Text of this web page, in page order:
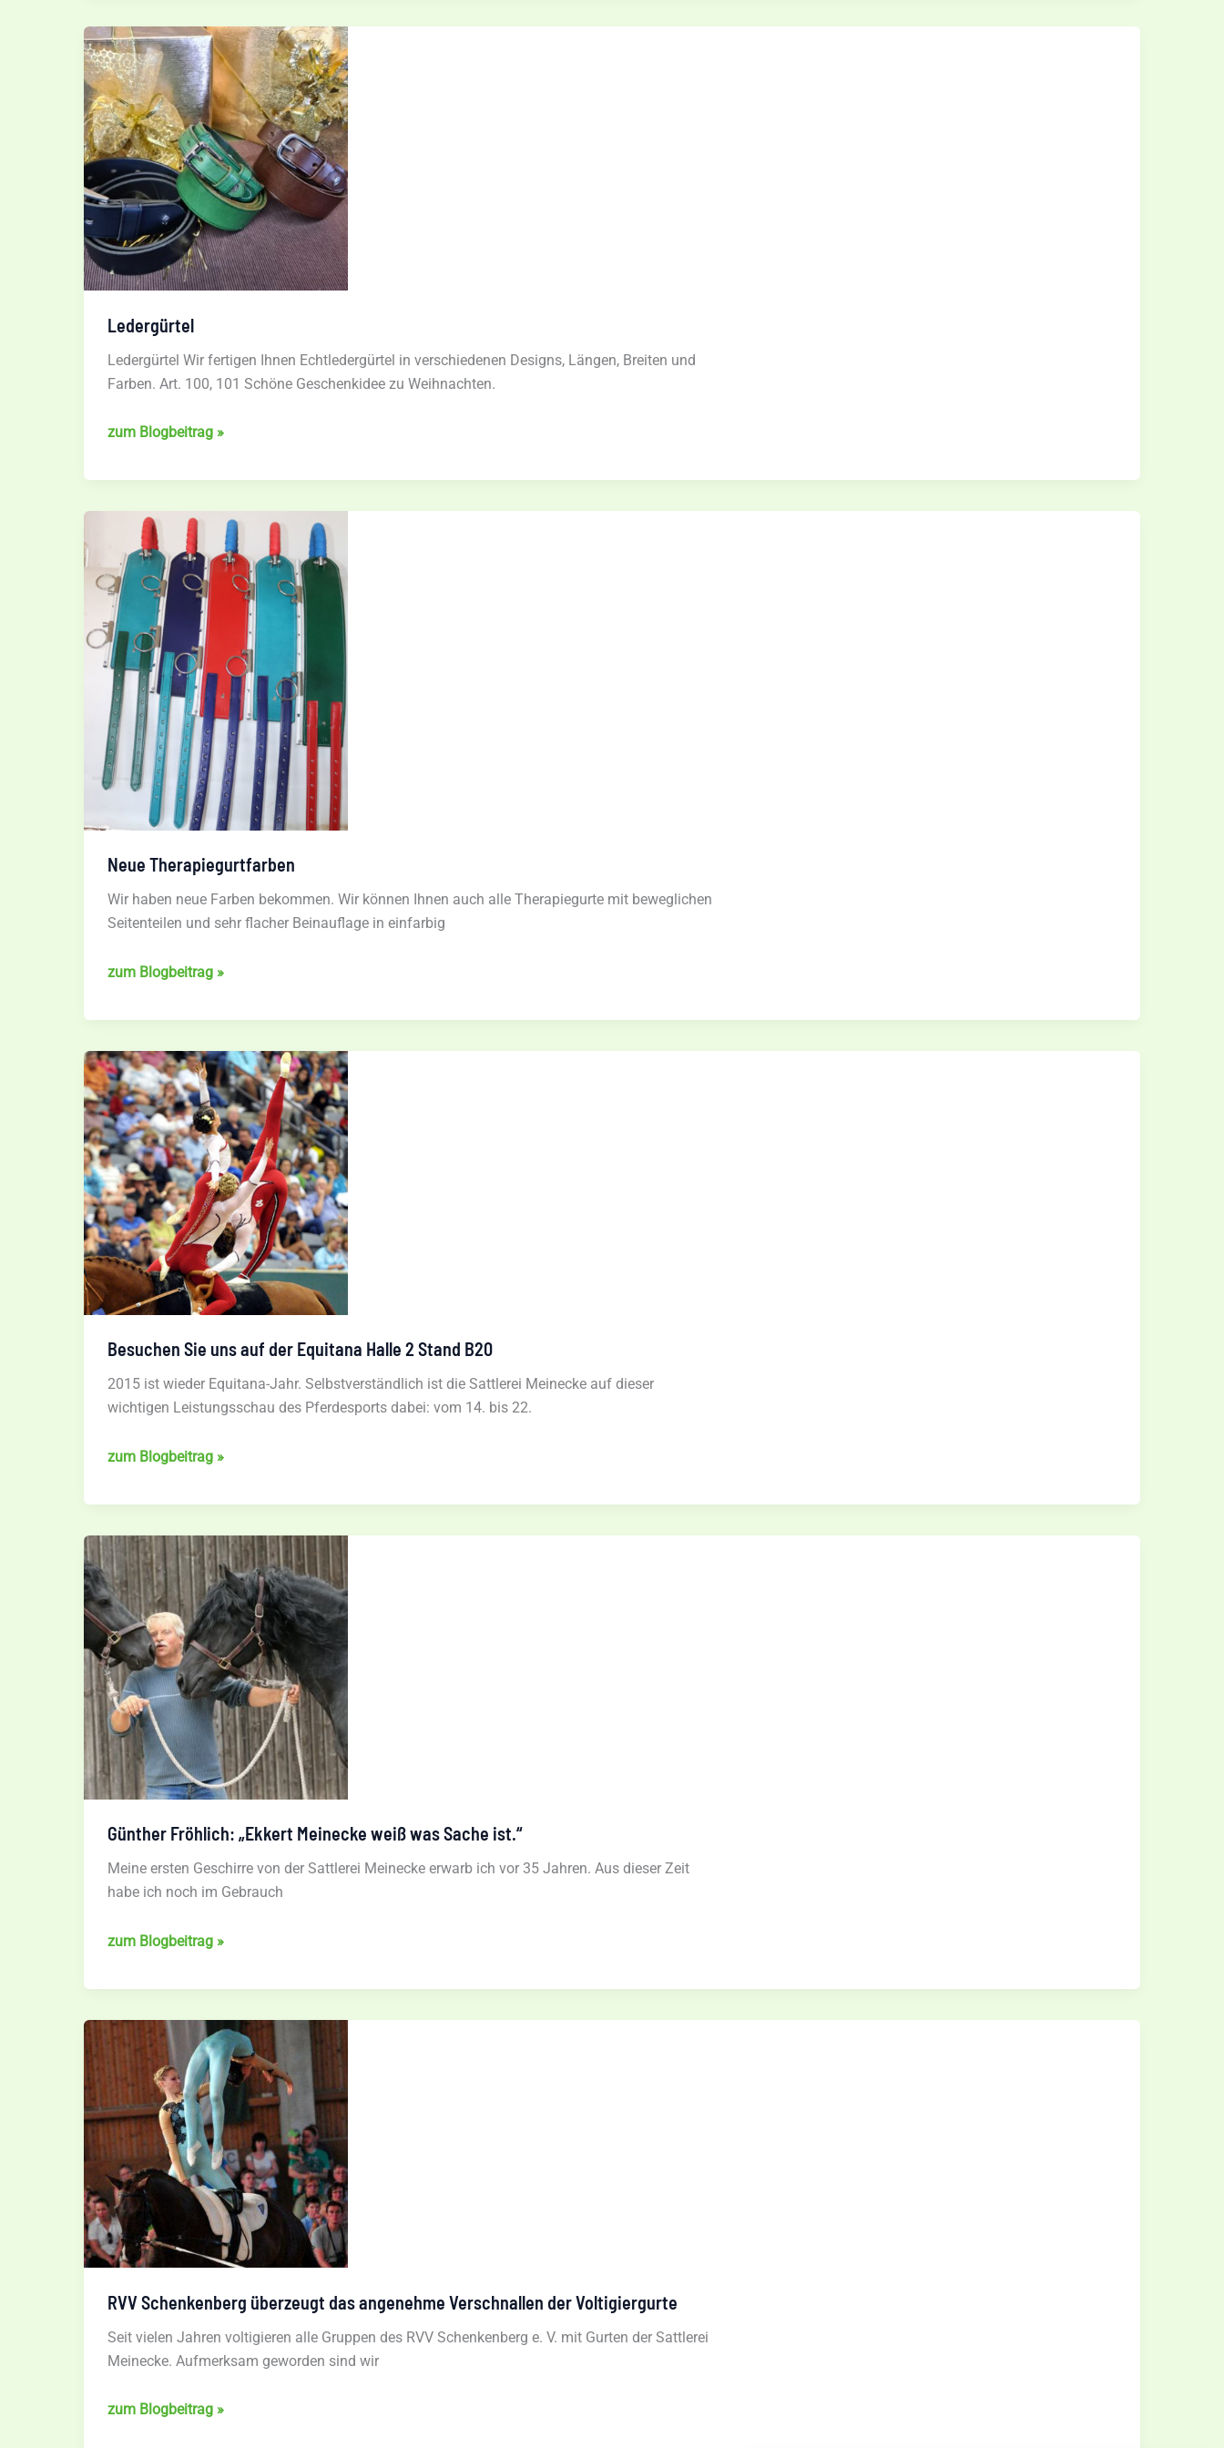
Ledergürtel
Ledergürtel Wir fertigen Ihnen Echtledergürtel in verschiedenen Designs, Längen, Breiten und
Farben. Art. 100, 101 Schöne Geschenkidee zu Weihnachten.
Ledergürtel
zum Blogbeitrag »
Neue Therapiegurtfarben
Wir haben neue Farben bekommen. Wir können Ihnen auch alle Therapiegurte mit beweglichen
Seitenteilen und sehr flacher Beinauflage in einfarbig
Neue
zum Blogbeitrag »
Besuchen Sie uns auf der Equitana Halle 2 Stand B20
2015 ist wieder Equitana-Jahr. Selbstverständlich ist die Sattlerei Meinecke auf dieser
wichtigen Leistungsschau des Pferdesports dabei: vom 14. bis 22.
Besuchen
uns
der
Equitana
Halle
2
Stand
B20
zum Blogbeitrag »
Günther Fröhlich: „Ekkert Meinecke weiß was Sache ist.“
Meine ersten Geschirre von der Sattlerei Meinecke erwarb ich vor 35 Jahren. Aus dieser Zeit
habe ich noch im Gebrauch
Günther
„Ekkert
weiß
was
Sache
ist.“
zum Blogbeitrag »
RVV Schenkenberg überzeugt das angenehme Verschnallen der Voltigiergurte
Seit vielen Jahren voltigieren alle Gruppen des RVV Schenkenberg e. V. mit Gurten der Sattlerei
Meinecke. Aufmerksam geworden sind wir
RVV
zum Blogbeitrag »